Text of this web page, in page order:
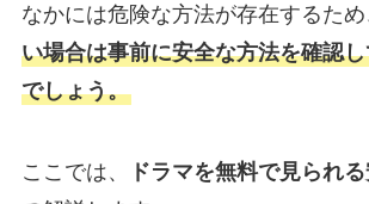
なかには危険な方法が存在するため
い場合は事前に安全な方法を確認
でしょう。
ここでは、
ドラマを無料で見られ